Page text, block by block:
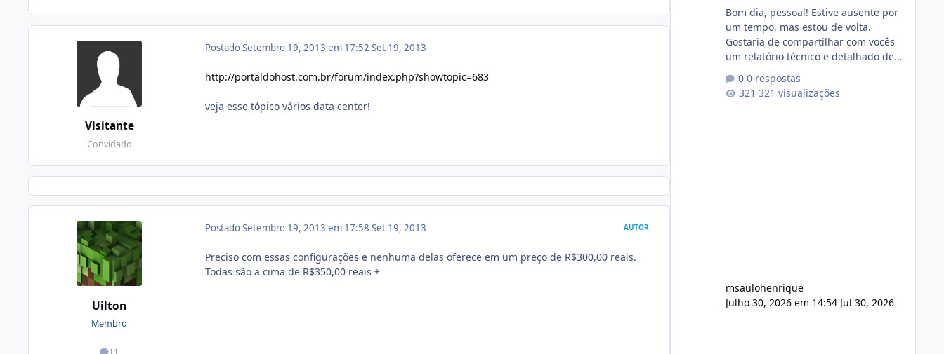
Visitante
Convidado
PostadoSetembro 19, 2013 em 17:52 Set 19, 2013
http://portaldohost.com.br/forum/index.php?showtopic=683
veja esse tópico vários data center!
Uilton
Membro
PostadoSetembro 19, 2013 em 17:58 Set 19, 2013 AUTOR
Preciso com essas configurações e nenhuma delas oferece em um preço de R$300,00 reais.
Todas são a cima de R$350,00 reais +
Bom dia, pessoal! Estive ausente por
um tempo, mas estou de volta.
Gostaria de compartilhar com vocês
um relatório técnico e detalhado de
conformidade referente
ao VOXPANEL (versão atualmente em
0 respostas
321 visualizações
msaulohenrique
Julho 30, 2026 em 14:54 Jul 30, 2026